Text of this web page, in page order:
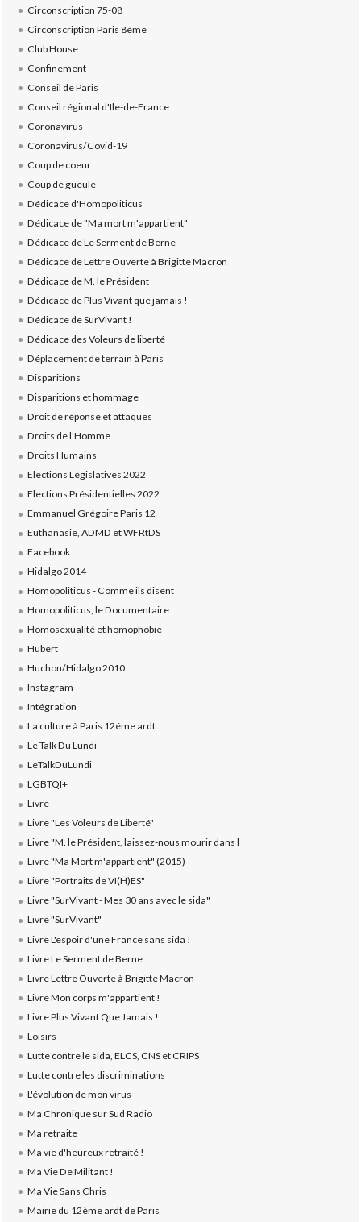
Circonscription 75-08
Circonscription Paris 8ème
Club House
Confinement
Conseil de Paris
Conseil régional d'Ile-de-France
Coronavirus
Coronavirus/Covid-19
Coup de coeur
Coup de gueule
Dédicace d'Homopoliticus
Dédicace de "Ma mort m'appartient"
Dédicace de Le Serment de Berne
Dédicace de Lettre Ouverte à Brigitte Macron
Dédicace de M. le Président
Dédicace de Plus Vivant que jamais !
Dédicace de SurVivant !
Dédicace des Voleurs de liberté
Déplacement de terrain à Paris
Disparitions
Disparitions et hommage
Droit de réponse et attaques
Droits de l'Homme
Droits Humains
Elections Législatives 2022
Elections Présidentielles 2022
Emmanuel Grégoire Paris 12
Euthanasie, ADMD et WFRtDS
Facebook
Hidalgo 2014
Homopoliticus - Comme ils disent
Homopoliticus, le Documentaire
Homosexualité et homophobie
Hubert
Huchon/Hidalgo 2010
Instagram
Intégration
La culture à Paris 12éme ardt
Le Talk Du Lundi
LeTalkDuLundi
LGBTQI+
Livre
Livre "Les Voleurs de Liberté"
Livre "M. le Président, laissez-nous mourir dans l
Livre "Ma Mort m'appartient" (2015)
Livre "Portraits de VI(H)ES"
Livre "SurVivant - Mes 30 ans avec le sida"
Livre "SurVivant"
Livre L'espoir d'une France sans sida !
Livre Le Serment de Berne
Livre Lettre Ouverte à Brigitte Macron
Livre Mon corps m'appartient !
Livre Plus Vivant Que Jamais !
Loisirs
Lutte contre le sida, ELCS, CNS et CRIPS
Lutte contre les discriminations
L'évolution de mon virus
Ma Chronique sur Sud Radio
Ma retraite
Ma vie d'heureux retraité !
Ma Vie De Militant !
Ma Vie Sans Chris
Mairie du 12ème ardt de Paris